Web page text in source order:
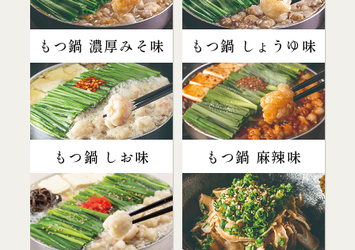
もつ鍋 濃厚みそ味 もつ鍋 しょうゆ味
もつ鍋 しお味 もつ鍋 麻辣味